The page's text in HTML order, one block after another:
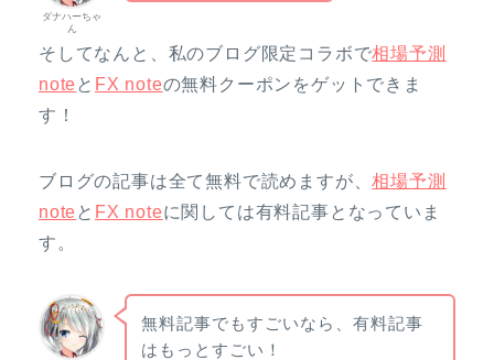
ダナハーちゃ
ん
そしてなんと、私のブログ限定コラボで相場予測
note と FX noteの無料クーポンをゲットできま
す！
ブログの記事は全て無料で読めますが、相場予測
note と FX noteに関しては有料記事となっていま
す。
無料記事でもすごいなら、有料記事
はもっとすごい！